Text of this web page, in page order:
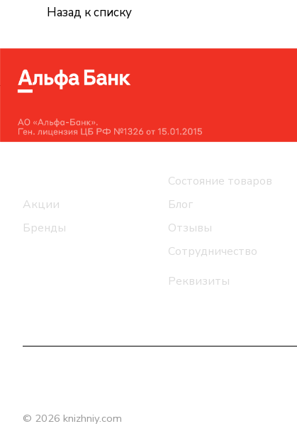
Назад к списку
Акции
Бренды
Состояние товаров
Блог
Отзывы
Сотрудничество
Реквизиты
© 2026 knizhniy.com